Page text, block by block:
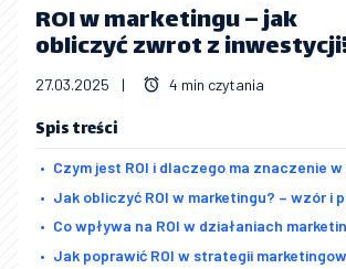
ROI w marketingu – jak
obliczyć zwrot z
27.03.2025 | 4 min czytania
Spis treści
Czym jest ROI i dlaczego ma znaczenie
Jak obliczyć ROI w marketingu? – wzór i
Co wpływa na ROI w działaniach
Jak poprawić ROI w strategii